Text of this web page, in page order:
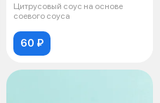
Цитрусовый соус на основе
соевого соуса
60 ₽